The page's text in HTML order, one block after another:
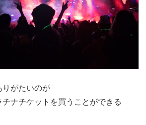
りがたいのが
ナチケットを買うことができる